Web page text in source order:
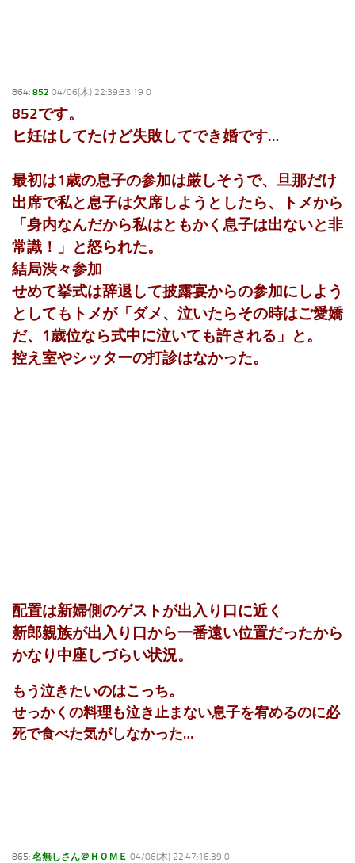
864: 852 04/06(木) 22:39:33.19 0
852です。
ヒ妊はしてたけど失敗してでき婚です…
最初は1歳の息子の参加は厳しそうで、旦那だけ
出席で私と息子は欠席しようとしたら、トメから
「身内なんだから私はともかく息子は出ないと非
常識！」と怒られた。
結局渋々参加
せめて挙式は辞退して披露宴からの参加にしよう
としてもトメが「ダメ、泣いたらその時はご愛嬌
だ、1歳位なら式中に泣いても許される」と。
控え室やシッターの打診はなかった。
配置は新婦側のゲストが出入り口に近く
新郎親族が出入り口から一番遠い位置だったから
かなり中座しづらい状況。
もう泣きたいのはこっち。
せっかくの料理も泣き止まない息子を宥めるのに必
死で食べた気がしなかった…
865: 名無しさん＠ＨＯＭＥ 04/06(木) 22:47:16.39 0